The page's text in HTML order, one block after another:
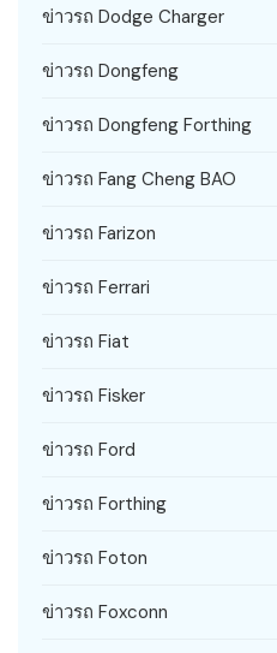
ข่าวรถ Dodge Charger
ข่าวรถ Dongfeng
ข่าวรถ Dongfeng Forthing
ข่าวรถ Fang Cheng BAO
ข่าวรถ Farizon
ข่าวรถ Ferrari
ข่าวรถ Fiat
ข่าวรถ Fisker
ข่าวรถ Ford
ข่าวรถ Forthing
ข่าวรถ Foton
ข่าวรถ Foxconn